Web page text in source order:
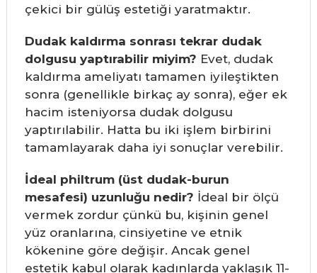
çekici bir gülüş estetiği yaratmaktır.
Dudak kaldırma sonrası tekrar dudak
dolgusu yaptırabilir miyim? Evet, dudak
kaldırma ameliyatı tamamen iyileştikten
sonra (genellikle birkaç ay sonra), eğer ek
hacim isteniyorsa dudak dolgusu
yaptırılabilir. Hatta bu iki işlem birbirini
tamamlayarak daha iyi sonuçlar verebilir.
İdeal philtrum (üst dudak-burun
mesafesi) uzunluğu nedir? İdeal bir ölçü
vermek zordur çünkü bu, kişinin genel
yüz oranlarına, cinsiyetine ve etnik
kökenine göre değişir. Ancak genel
estetik kabul olarak kadınlarda yaklaşık 11-